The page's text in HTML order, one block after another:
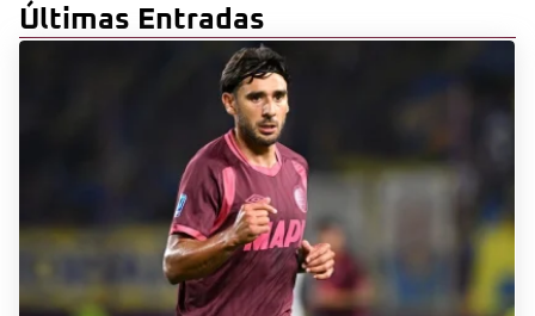
Últimas Entradas